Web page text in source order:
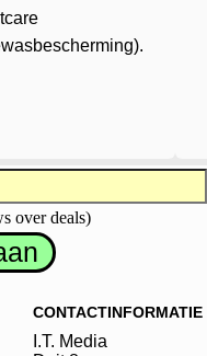
over deals)
CONTACTINFORMATIE
I.T. Media